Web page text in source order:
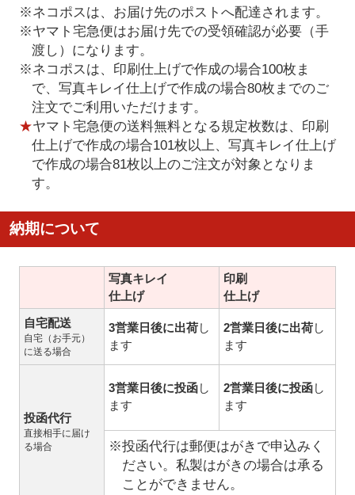
※ネコポスは、お届け先のポストへ配達されます。
※ヤマト宅急便はお届け先での受領確認が必要（手
渡し）になります。
※ネコポスは、印刷仕上げで作成の場合100枚ま
で、写真キレイ仕上げで作成の場合80枚までのご
注文でご利用いただけます。
★ヤマト宅急便の送料無料となる規定枚数は、印刷
仕上げで作成の場合101枚以上、写真キレイ仕上げ
で作成の場合81枚以上のご注文が対象となりま
す。
納期について
写真キレイ
仕上げ
印刷
仕上げ
自宅配送
自宅（お手元）
に送る場合
3営業日後に出荷し
ます
2営業日後に出荷し
ます
投函代行
直接相手に届け
る場合
3営業日後に投函し
ます
2営業日後に投函し
ます
※投函代行は郵便はがきで申込みく
ださい。私製はがきの場合は承る
ことができません。